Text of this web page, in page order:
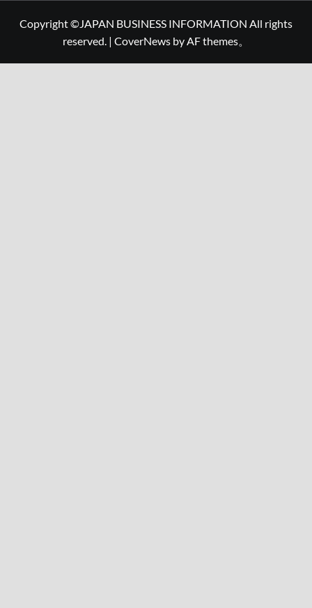
Copyright ©JAPAN BUSINESS INFORMATION All rights
reserved. | CoverNews by AF themes。